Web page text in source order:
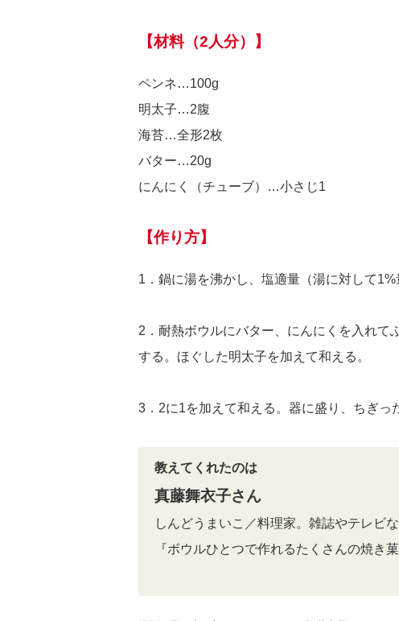
【材料（2人分）】
ペンネ…100g
明太子…2腹
海苔…全形2枚
バター…20g
にんにく（チューブ）…小さじ1
【作り方】
1．鍋に湯を沸かし、塩適量（湯に対して
2．耐熱ボウルにバター、にんにくを入れて
する。ほぐした明太子を加えて和える。
3．2に1を加えて和える。器に盛り、ちぎっ
教えてくれたのは
真藤舞衣子さん
しんどうまいこ／料理家。雑誌やテレビ
『ボウルひとつで作れるたくさんの焼き